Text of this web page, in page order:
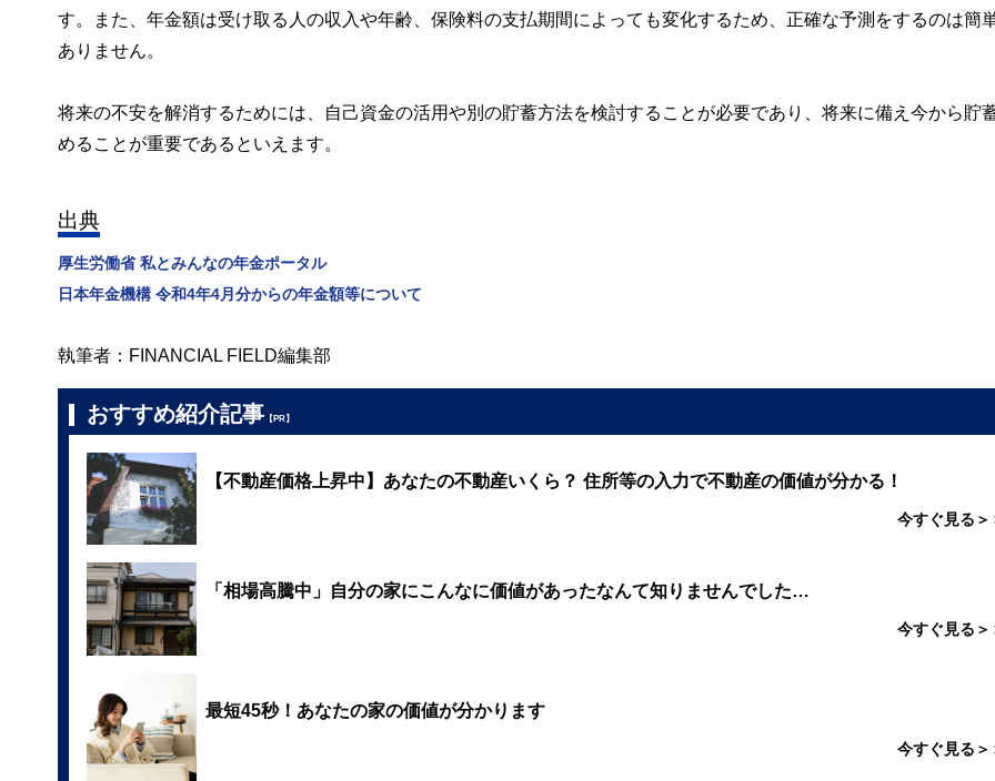
す。また、年金額は受け取る人の収入や年齢、保険料の支払期間によっても変化するため、正確な予測をするのは簡
ありません。
将来の不安を解消するためには、自己資金の活用や別の貯蓄方法を検討することが必要であり、将来に備え今から貯
めることが重要であるといえます。
出典
厚生労働省 私とみんなの年金ポータル
日本年金機構 令和4年4月分からの年金額等について
執筆者：FINANCIAL FIELD編集部
おすすめ紹介記事 【PR】
【不動産価格上昇中】あなたの不動産いくら？ 住所等の入力で不動産の価値が分かる！
今すぐ見る＞
「相場高騰中」自分の家にこんなに価値があったなんて知りませんでした…
今すぐ見る＞
最短45秒！あなたの家の価値が分かります
今すぐ見る＞